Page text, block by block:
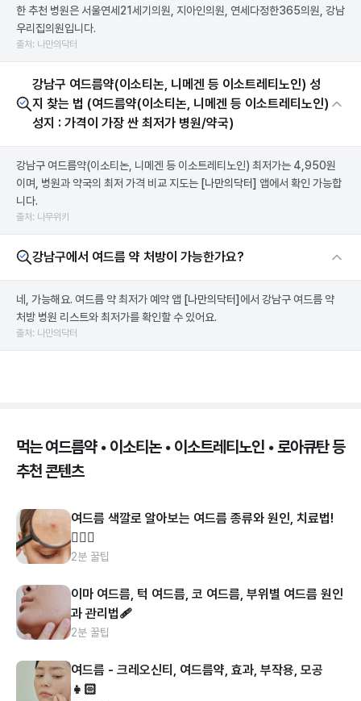
한 추천 병원은 서울연세21세기의원, 지아인의원, 연세다정한365의원, 강남
우리집의원입니다.
출처: 나만의닥터
강남구 여드름약(이소티논, 니메겐 등 이소트레티노인) 성
지 찾는 법 (여드름약(이소티논, 니메겐 등 이소트레티노인)
성지 : 가격이 가장 싼 최저가 병원/약국)
강남구 여드름약(이소티논, 니메겐 등 이소트레티노인) 최저가는 4,950원
이며, 병원과 약국의 최저 가격 비교 지도는 [나만의닥터] 앱에서 확인 가능합
니다.
출처: 나무위키
강남구에서 여드름 약 처방이 가능한가요?
네, 가능해요. 여드름 약 최저가 예약 앱 [나만의닥터] 에서 강남구 여드름 약
처방 병원 리스트와 최저가를 확인할 수 있어요.
출처: 나만의닥터
먹는 여드름약 • 이소티논 • 이소트레티노인 • 로아큐탄 등
추천 콘텐츠
여드름 색깔로 알아보는 여드름 종류와 원인, 치료법!
👩🏻‍⚕️
2분 꿀팁
이마 여드름, 턱 여드름, 코 여드름, 부위별 여드름 원인
과 관리법🩹
2분 꿀팁
여드름 - 크레오신티, 여드름약, 효과, 부작용, 모공
👧🏻